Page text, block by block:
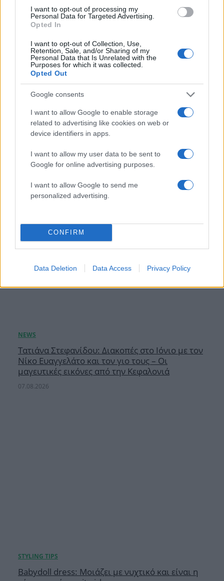
I want to opt-out of processing my
Personal Data for Targeted Advertising.
Opted In
I want to opt-out of Collection, Use,
Retention, Sale, and/or Sharing of my
Personal Data that Is Unrelated with the
Purposes for which it was collected.
Opted Out
Google consents
I want to allow Google to enable storage
related to advertising like cookies on web or
device identifiers in apps.
I want to allow my user data to be sent to
Google for online advertising purposes.
I want to allow Google to send me
personalized advertising.
CONFIRM
Data Deletion Data Access Privacy Policy
Τζάστιν και Χείλι Μπίμπερ: Βόλτα για σούσι στο
Λος Άντζελες με casual looks αλλά και ένα
«αμήχανο vibe» που δεν πέρασε απαρατήρητο
07.08.2026
Τατιάνα Στεφανίδου: Διακοπές στο Ιόνιο με τον
Νίκο Ευαγγελάτο και τον γιο τους – Οι
μαγευτικές εικόνες από την Κεφαλονιά
07.08.2026
Babydoll dress: Μοιάζει με νυχτικό και είναι η